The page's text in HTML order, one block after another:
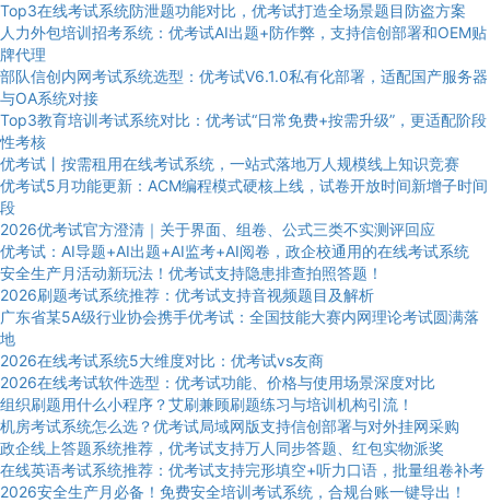
Top3在线考试系统防泄题功能对比，优考试打造全场景题目防盗方案
人力外包培训招考系统：优考试AI出题+防作弊，支持信创部署和OEM贴
牌代理
部队信创内网考试系统选型：优考试V6.1.0私有化部署，适配国产服务器
与OA系统对接
Top3教育培训考试系统对比：优考试“日常免费+按需升级”，更适配阶段
性考核
优考试丨按需租用在线考试系统，一站式落地万人规模线上知识竞赛
优考试5月功能更新：ACM编程模式硬核上线，试卷开放时间新增子时间
段
2026优考试官方澄清｜关于界面、组卷、公式三类不实测评回应
优考试：AI导题+AI出题+AI监考+AI阅卷，政企校通用的在线考试系统
安全生产月活动新玩法！优考试支持隐患排查拍照答题！
2026刷题考试系统推荐：优考试支持音视频题目及解析
广东省某5A级行业协会携手优考试：全国技能大赛内网理论考试圆满落
地
2026在线考试系统5大维度对比：优考试vs友商
2026在线考试软件选型：优考试功能、价格与使用场景深度对比
组织刷题用什么小程序？艾刷兼顾刷题练习与培训机构引流！
机房考试系统怎么选？优考试局域网版支持信创部署与对外挂网采购
政企线上答题系统推荐，优考试支持万人同步答题、红包实物派奖
在线英语考试系统推荐：优考试支持完形填空+听力口语，批量组卷补考
2026安全生产月必备！免费安全培训考试系统，合规台账一键导出！